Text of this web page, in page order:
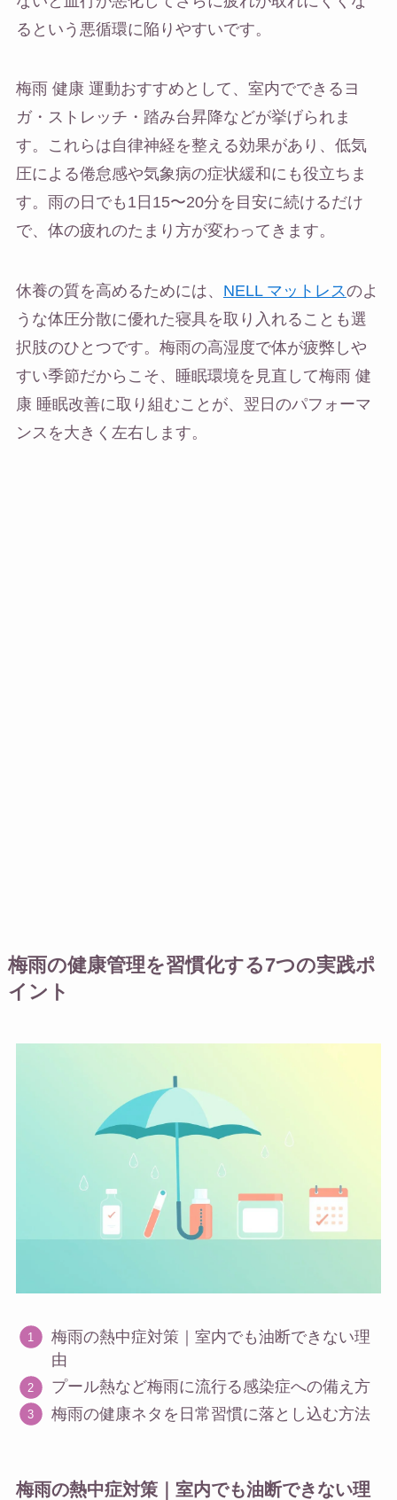
るという悪循環に陥りやすいです。
梅雨 健康 運動おすすめとして、室内でできるヨ
ガ・ストレッチ・踏み台昇降などが挙げられま
す。これらは自律神経を整える効果があり、低気
圧による倦怠感や気象病の症状緩和にも役立ちま
す。雨の日でも1日15〜20分を目安に続けるだけ
で、体の疲れのたまり方が変わってきます。
休養の質を高めるためには、 NELL マットレスのよ
うな体圧分散に優れた寝具を取り入れることも選
択肢のひとつです。梅雨の高湿度で体が疲弊しや
すい季節だからこそ、睡眠環境を見直して梅雨 健
康 睡眠改善に取り組むことが、翌日のパフォーマ
ンスを大きく左右します。
梅雨の健康管理を習慣化する7つの実践ポ
イント
梅雨の熱中症対策｜室内でも油断できない理
由
プール熱など梅雨に流行る感染症への備え方
梅雨の健康ネタを日常習慣に落とし込む方法
梅雨の熱中症対策｜室内でも油断できない理